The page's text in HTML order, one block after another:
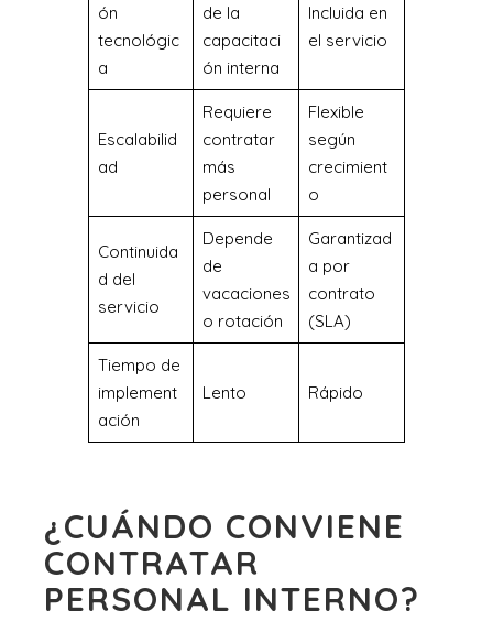
ón
tecnológic
a
de la
capacitaci
ón interna
Incluida en
el servicio
Escalabilid
ad
Requiere
contratar
más
personal
Flexible
según
crecimient
o
Continuida
d del
servicio
Depende
de
vacaciones
o rotación
Garantizad
a por
contrato
(SLA)
Tiempo de
implement
ación
Lento Rápido
¿CUÁNDO CONVIENE
CONTRATAR
PERSONAL INTERNO?